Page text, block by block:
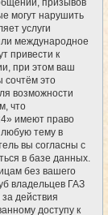
призывов
могут нарушить
услуги
международное
привести к
при этом ваш
сочтём это
возможности
что
имеют право
любую тему в
вы согласны с
в базе данных.
без вашего
владельцев ГАЗ
действия
доступу к